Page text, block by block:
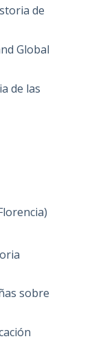
de
Global
de las
sobre